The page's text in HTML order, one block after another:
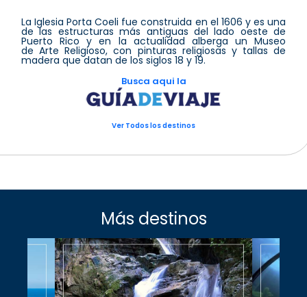
La Iglesia Porta Coeli fue construida en el 1606 y es una
de las estructuras más antiguas del lado oeste de
Puerto Rico y en la actualidad alberga un Museo
de Arte Religioso, con pinturas religiosas y tallas de
madera que datan de los siglos 18 y 19.
Busca aqui la
Ver Todos los destinos
Más destinos